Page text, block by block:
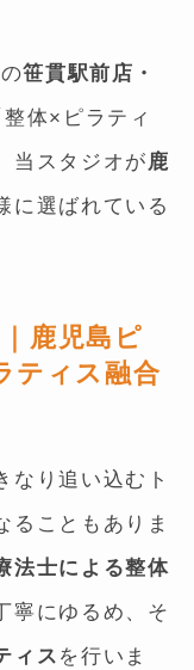
笹貫駅前店・
体×ピラティ
当スタジオが鹿
に選ばれている
鹿児島ピ
ティス融合
なり追い込むト
ることもありま
法士による整体
寧にゆるめ、そ
ィス を行いま